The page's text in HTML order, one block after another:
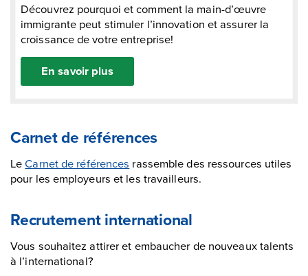
Découvrez pourquoi et comment la main-d’œuvre
immigrante peut stimuler l’innovation et assurer la
croissance de votre entreprise!
En savoir plus
Carnet de références
LeCarnet de références rassemble des ressources utiles
pour les employeurs et les travailleurs.
Recrutement international
Vous souhaitez attirer et embaucher de nouveaux talents
à l’international?